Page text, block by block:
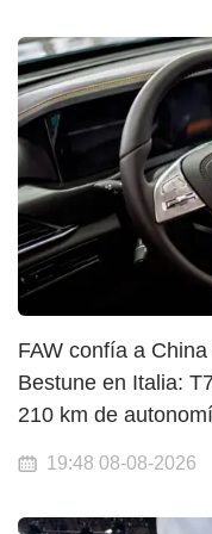
FAW confía a
Bestune en Italia:
210 km de
19:48 08-08-2026